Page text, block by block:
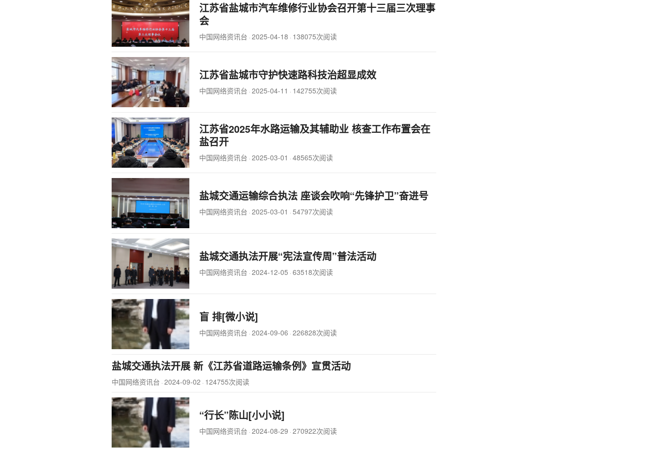
江苏省盐城市汽车维修行业协会召开第十三届三次理事
会
中国网络资讯台 · 2025-04-18 · 138075次阅读
江苏省盐城市守护快速路科技治超显成效
中国网络资讯台 · 2025-04-11 · 142755次阅读
江苏省2025年水路运输及其辅助业 核查工作布置会在
盐召开
中国网络资讯台 · 2025-03-01 · 48565次阅读
盐城交通运输综合执法 座谈会吹响“先锋护卫”奋进号
中国网络资讯台 · 2025-03-01 · 54797次阅读
盐城交通执法开展“宪法宣传周”普法活动
中国网络资讯台 · 2024-12-05 · 63518次阅读
盲 排[微小说]
中国网络资讯台 · 2024-09-06 · 226828次阅读
盐城交通执法开展 新《江苏省道路运输条例》宣贯活动
中国网络资讯台 · 2024-09-02 · 124755次阅读
“行长”陈山[小小说]
中国网络资讯台 · 2024-08-29 · 270922次阅读